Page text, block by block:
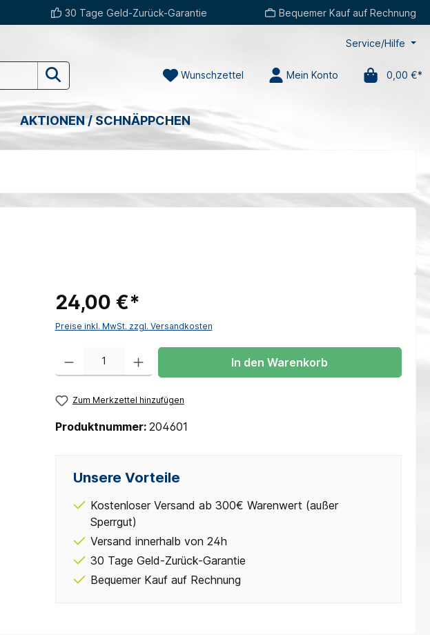
30 Tage Geld-Zurück-Garantie Bequemer Kauf auf Rechnung
Service/Hilfe
Wunschzettel Mein Konto 0,00 €*
AKTIONEN / SCHNÄPPCHEN
24,00 €*
Preise inkl. MwSt. zzgl. Versandkosten
Produkt Anzahl: Gib den gewünschten Wert ein oder benutze die Schaltflächen um die
In den Warenkorb
Zum Merkzettel hinzufügen
Produktnummer: 204601
Unsere Vorteile
Kostenloser Versand ab 300€ Warenwert (außer
Sperrgut)
Versand innerhalb von 24h
30 Tage Geld-Zurück-Garantie
Bequemer Kauf auf Rechnung